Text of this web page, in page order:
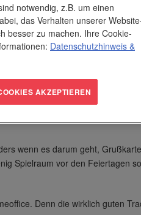
Silber, Prägungen,
vielleicht Eisblau und Türkis.
mit Feder und Tinte,
kommt nun bei
wenn es darum geht,
Spielraum vor den Feiertagen
Denn die wirklich guten
notwendig, z.B. um einen
das Verhalten unserer
besser zu machen. Ihre Cookie-
Datenschutzhinweis &
AKZEPTIEREN